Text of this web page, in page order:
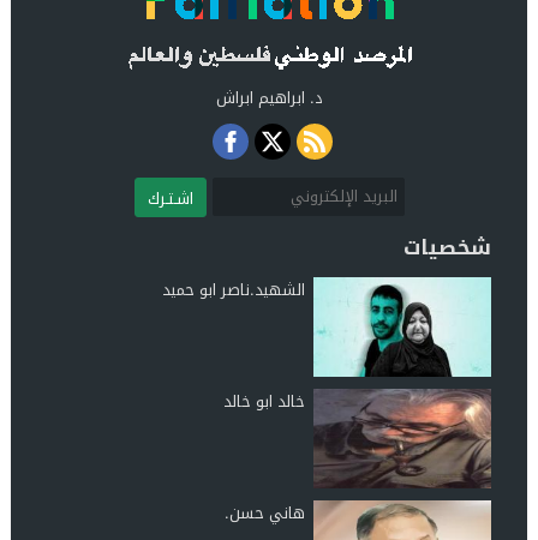
د. ابراهيم ابراش
اشـتـرك
شخصيات
الشهيد.ناصر ابو حميد
خالد ابو خالد
هاني حسن.